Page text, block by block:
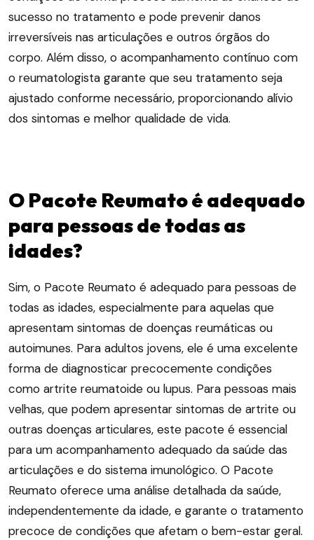
sucesso no tratamento e pode prevenir danos
irreversíveis nas articulações e outros órgãos do
corpo. Além disso, o acompanhamento contínuo com
o reumatologista garante que seu tratamento seja
ajustado conforme necessário, proporcionando alívio
dos sintomas e melhor qualidade de vida.
O Pacote Reumato é adequado
para pessoas de todas as
idades?
Sim, o Pacote Reumato é adequado para pessoas de
todas as idades, especialmente para aquelas que
apresentam sintomas de doenças reumáticas ou
autoimunes. Para adultos jovens, ele é uma excelente
forma de diagnosticar precocemente condições
como artrite reumatoide ou lupus. Para pessoas mais
velhas, que podem apresentar sintomas de artrite ou
outras doenças articulares, este pacote é essencial
para um acompanhamento adequado da saúde das
articulações e do sistema imunológico. O Pacote
Reumato oferece uma análise detalhada da saúde,
independentemente da idade, e garante o tratamento
precoce de condições que afetam o bem-estar geral.